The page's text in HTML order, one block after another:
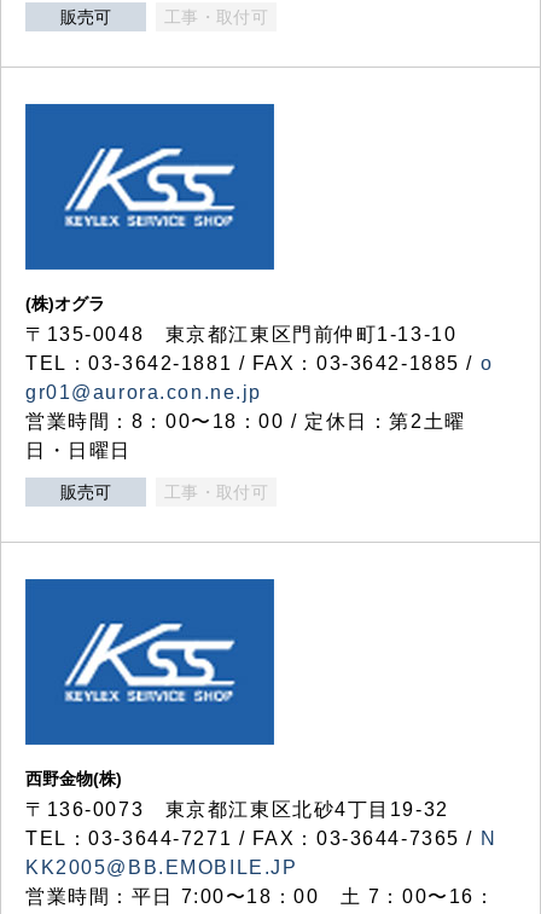
販売可 工事・取付可
(株)オグラ
〒135-0048 東京都江東区門前仲町1-13-10
TEL：03-3642-1881 / FAX：03-3642-1885 / o
gr01@aurora.con.ne.jp
営業時間：8：00〜18：00 / 定休日：第2土曜
日・日曜日
販売可 工事・取付可
西野金物(株)
〒136-0073 東京都江東区北砂4丁目19-32
TEL：03‐3644‐7271 / FAX：03-3644-7365 / N
KK2005@BB.EMOBILE.JP
営業時間：平日 7:00〜18：00 土 7：00〜16：